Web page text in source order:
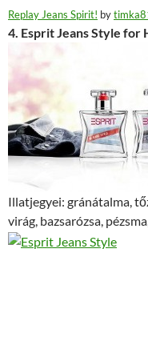
Replay Jeans Spirit! by
4. Esprit Jeans Style for
Illatjegyei: gránátalma,
virág, bazsarózsa,